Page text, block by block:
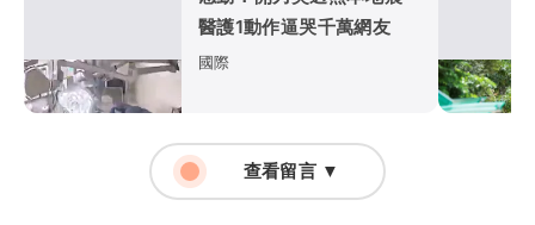
醫護1動作逼哭千萬網友
國際
查看留言 ▼